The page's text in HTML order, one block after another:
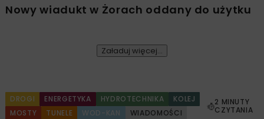
Nowy wiadukt w Żorach oddany do użytku
Załaduj więcej...
DROGI ENERGETYKA HYDROTECHNIKA
KOLEJ
MOSTY
TUNELE WOD-KAN WIADOMOŚCI
2 MINUTY
CZYTANIA